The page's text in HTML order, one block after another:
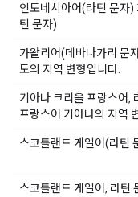
인도네시아어(라틴 문자)
틴 문자)
가왈리어(데바나가리 문
도의 지역 변형입니다.
기아나 크리올 프랑스어,
프랑스어 기아나의 지역
스코틀랜드 게일어(라틴
스코틀랜드 게일어, 라틴